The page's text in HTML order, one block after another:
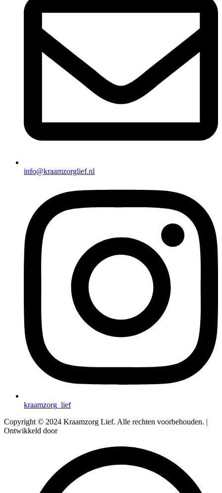
info@kraamzorglief.nl
kraamzorg_lief
Copyright © 2024 Kraamzorg Lief. Alle rechten voorbehouden. |
Ontwikkeld door